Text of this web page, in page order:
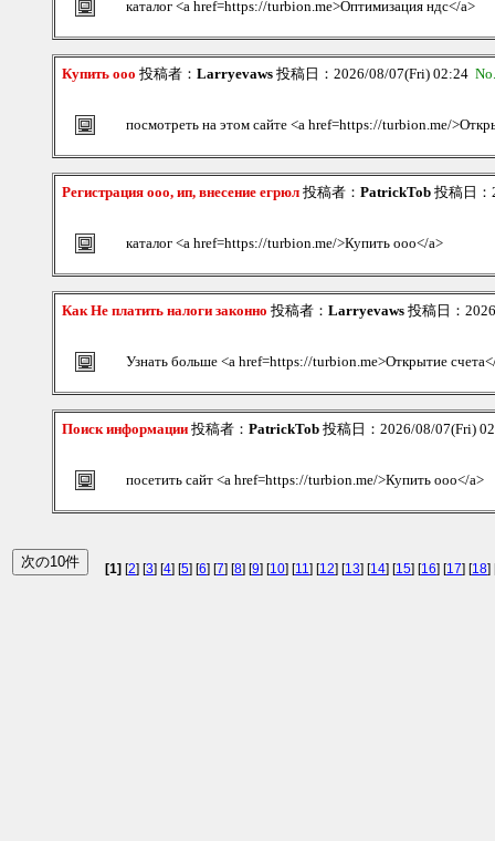
каталог <a href=https://turbion.me>Оптимизация ндс</a>
Купить ооо 投稿者： Larryevaws 投稿日：2026/08/07(Fri) 02:24
посмотреть на этом сайте <a href=https://turbion.me/
Регистрация ооо, ип, внесение егрюл 投稿者： PatrickTob 投稿日
каталог <a href=https://turbion.me/>Купить ооо</a>
Как Не платить налоги законно 投稿者： Larryevaws 投稿日：
Узнать больше <a href=https://turbion.me>Открытие
Поиск информации 投稿者： PatrickTob 投稿日：2026/08/07(Fri)
посетить сайт <a href=https://turbion.me/>Купить ооо</a>
[1] [2] [3] [4] [5] [6] [7] [8] [9] [10] [11] [12] [13] [14] [15] [16] [17] [18]